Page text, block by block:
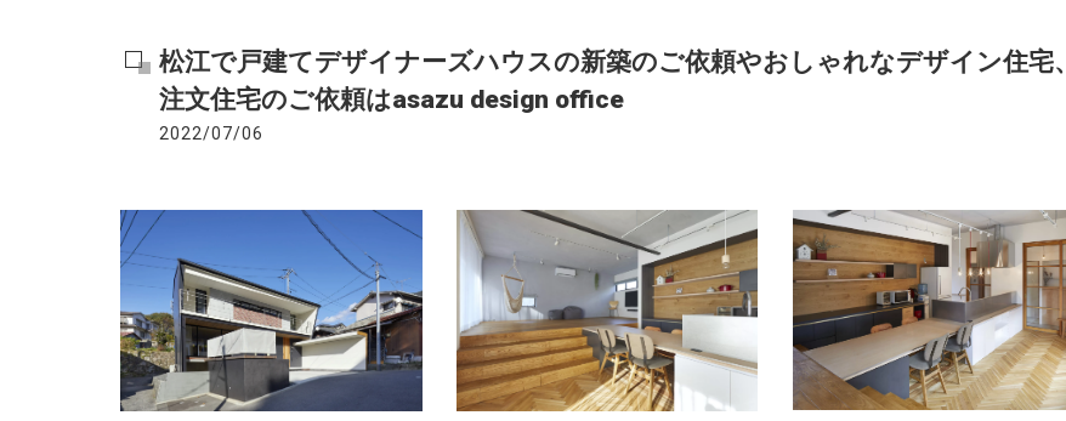
松江で戸建てデザイナーズハウスの新築のご依頼やおしゃれなデザイン住宅、
注文住宅のご依頼はasazu design office
2022/07/06